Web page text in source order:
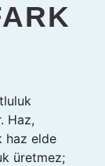
Haz,
haz elde
üretmez;